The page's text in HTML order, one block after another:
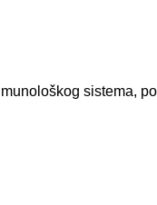
sistema,